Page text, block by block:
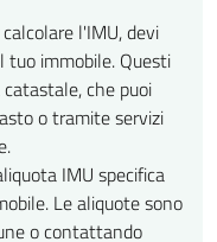
l'IMU, devi
tuo immobile. Questi
che puoi
o tramite servizi
IMU specifica
Le aliquote sono
o contattando